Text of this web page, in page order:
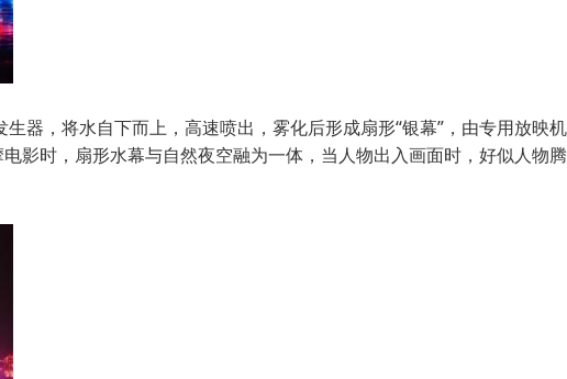
器，将水自下而上，高速喷出，雾化后形成扇形“银幕”，由专用放映
影时，扇形水幕与自然夜空融为一体，当人物出入画面时，好似人物腾